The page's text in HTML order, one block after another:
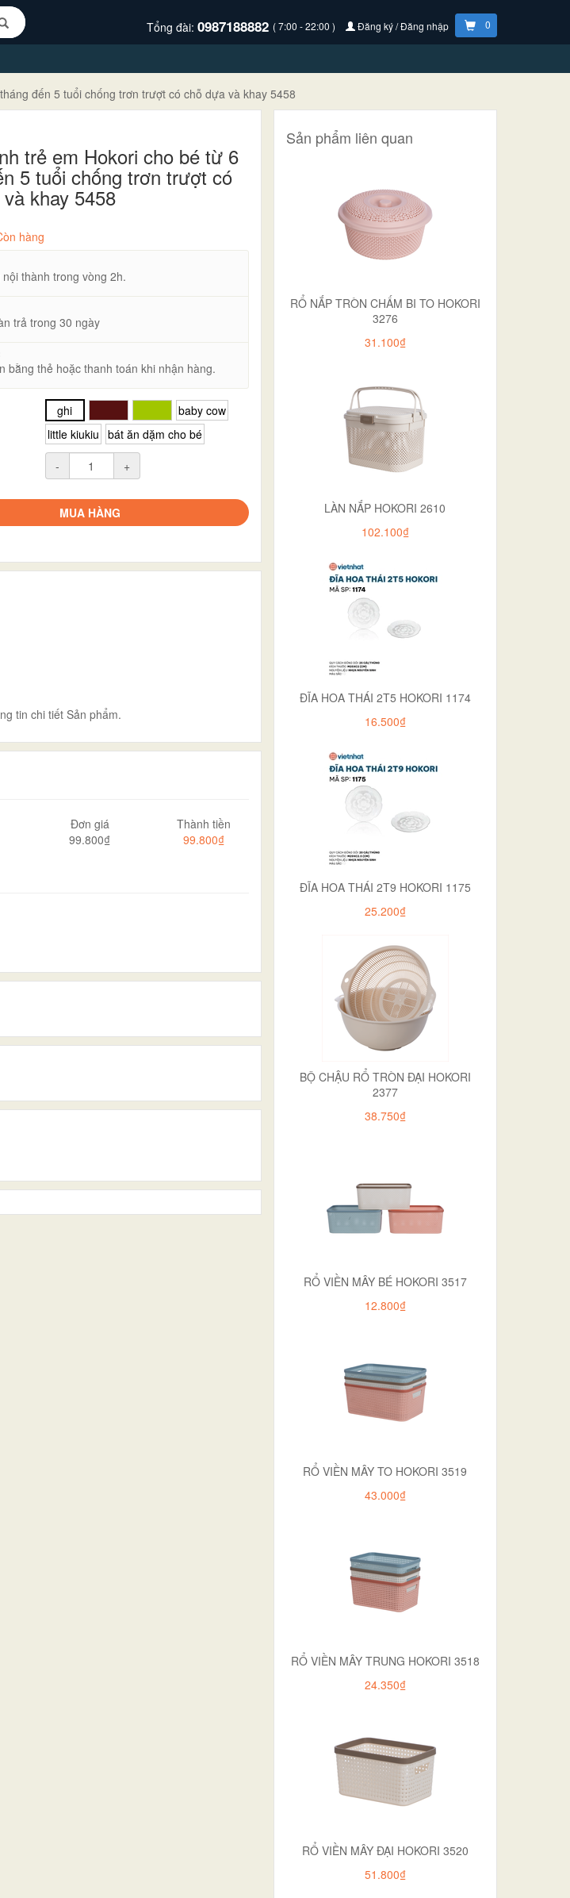
Tổng đài: 0987188882 ( 7:00 - 22:00 ) Đăng ký / Đăng nhập 0
đến 5 tuổi chống trơn trượt có chỗ dựa và khay 5458
trẻ em Hokori cho bé từ 6
5 tuổi chống trơn trượt có
khay 5458
hàng
thành trong vòng 2h.
trả trong 30 ngày
bằng thẻ hoặc thanh toán khi nhận hàng.
ghi
baby cow
little kiukiu bát ăn dặm cho bé
- +
MUA HÀNG
tin chi tiết Sản phẩm.
Đơn giá
99.800₫
Thành tiền
99.800₫
Sản phẩm liên quan
RỔ NẮP TRÒN CHẤM BI TO HOKORI
3276
31.100₫
LÀN NẮP HOKORI 2610
102.100₫
ĐĨA HOA THÁI 2T5 HOKORI 1174
16.500₫
ĐĨA HOA THÁI 2T9 HOKORI 1175
25.200₫
BỘ CHẬU RỔ TRÒN ĐẠI HOKORI
2377
38.750₫
RỔ VIỀN MÂY BÉ HOKORI 3517
12.800₫
RỔ VIỀN MÂY TO HOKORI 3519
43.000₫
RỔ VIỀN MÂY TRUNG HOKORI 3518
24.350₫
RỔ VIỀN MÂY ĐẠI HOKORI 3520
51.800₫